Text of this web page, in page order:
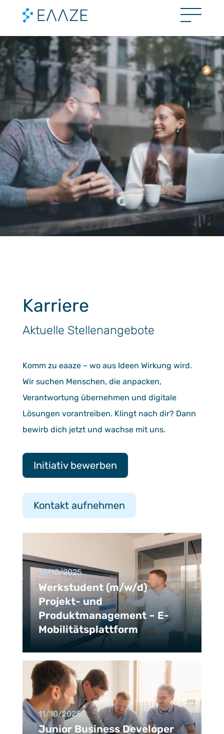
Karriere
Aktuelle Stellenangebote
Komm zu eaaze – wo aus Ideen Wirkung wird.
Wir suchen Menschen, die anpacken,
Verantwortung übernehmen und digitale
Lösungen vorantreiben. Klingt nach dir? Dann
bewirb dich jetzt und wachse mit uns.
Initiativ bewerben
Kontakt aufnehmen
12/10/2025
Werkstudent (m/w/d)
Projekt- und
Produktmanagement – E-
Mobilitätsplattform
11/10/2025
Junior Business Developer